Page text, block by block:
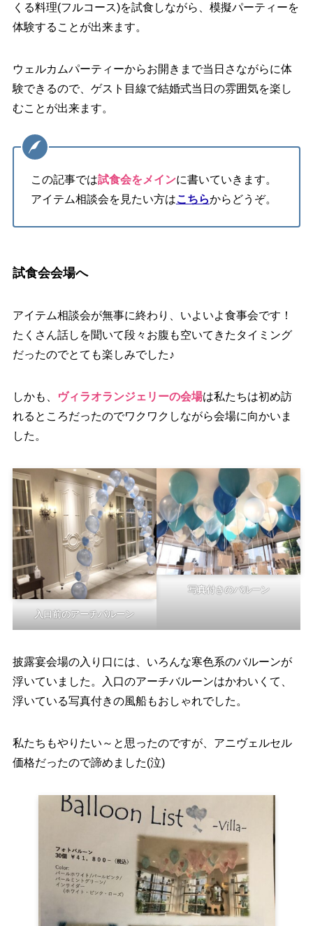
くる料理(フルコース)を試食しながら、模擬パーティーを
体験することが出来ます。
ウェルカムパーティーからお開きまで当日さながらに体
験できるので、ゲスト目線で結婚式当日の雰囲気を楽し
むことが出来ます。
この記事では試食会をメインに書いていきます。
アイテム相談会を見たい方はこちらからどうぞ。
試食会会場へ
アイテム相談会が無事に終わり、いよいよ食事会です！
たくさん話しを聞いて段々お腹も空いてきたタイミング
だったのでとても楽しみでした♪
しかも、 ヴィラオランジェリーの会場は私たちは初め訪
れるところだったのでワクワクしながら会場に向かいま
した。
入口前のアーチバルーン
写真付きのバルーン
披露宴会場の入り口には、いろんな寒色系のバルーンが
浮いていました。入口のアーチバルーンはかわいくて、
浮いている写真付きの風船もおしゃれでした。
私たちもやりたい～と思ったのですが、アニヴェルセル
価格だったので諦めました(泣)